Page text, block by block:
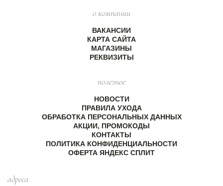
о компании
ВАКАНСИИ
КАРТА САЙТА
МАГАЗИНЫ
РЕКВИЗИТЫ
полезное
НОВОСТИ
ПРАВИЛА УХОДА
ОБРАБОТКА ПЕРСОНАЛЬНЫХ ДАННЫХ
АКЦИИ, ПРОМОКОДЫ
КОНТАКТЫ
ПОЛИТИКА КОНФИДЕНЦИАЛЬНОСТИ
ОФЕРТА ЯНДЕКС СПЛИТ
адреса